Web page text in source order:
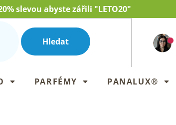
slevou abyste zářili "LETO20"
Hledat
PARFÉMY PANALUX®